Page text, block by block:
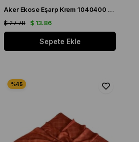
Aker Ekose Eşarp Krem 1040400 - 933 - 32677
$ 13.86
$ 27.78
Sepete Ekle